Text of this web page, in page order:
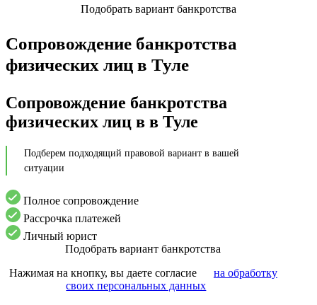
Подобрать вариант банкротства
Сопровождение банкротства
физических лиц в Туле
Сопровождение банкротства
физических лиц в в Туле
Подберем подходящий правовой вариант в вашей
ситуации
Полное сопровождение
Рассрочка платежей
Личный юрист
Подобрать вариант банкротства
Нажимая на кнопку, вы даете согласие
на обработку
своих персональных данных